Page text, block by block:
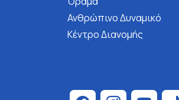
Ανθρώπινο Δυναμικό
Κέντρο Διανομής